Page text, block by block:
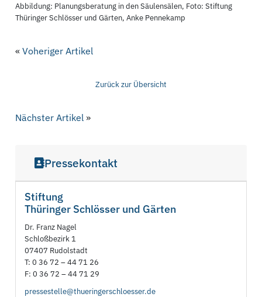
Abbildung: Planungsberatung in den Säulensälen, Foto: Stiftung
Thüringer Schlösser und Gärten, Anke Pennekamp
«Voheriger Artikel
Zurück zur Übersicht
Nächster Artikel »
Pressekontakt
Stiftung
Thüringer Schlösser und Gärten
Dr. Franz Nagel
Schloßbezirk 1
07407 Rudolstadt
T: 0 36 72 – 44 71 26
F: 0 36 72 – 44 71 29
pressestelle@thueringerschloesser.de